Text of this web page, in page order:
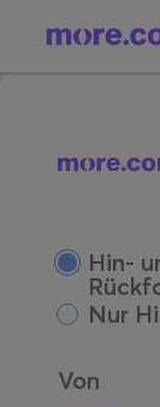
Hin-
Nur
Von